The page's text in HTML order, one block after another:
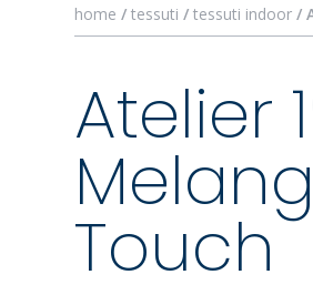
home /tessuti/tessuti indoor/
Atelier
Touch